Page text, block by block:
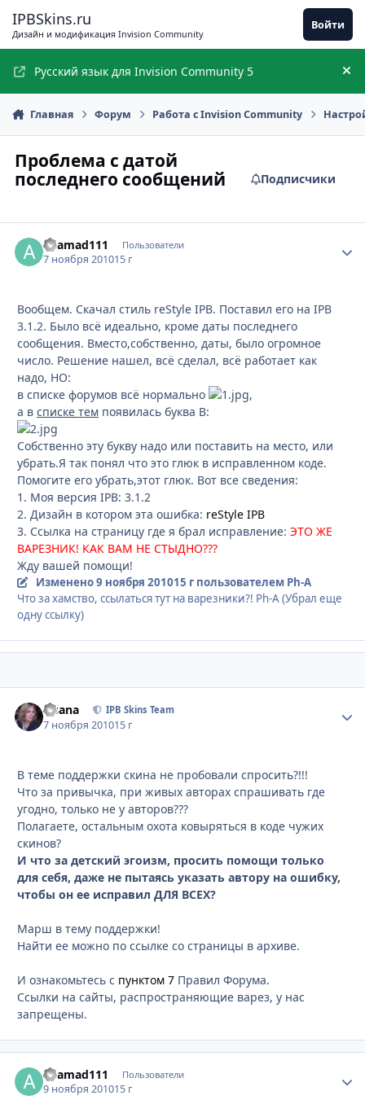
IPBSkins.ru
Дизайн и модификация Invision Community
Войти
Русский язык для Invision Community 5
Главная Форум Работа с Invision Community
Проблема с датой
последнего сообщений
Подписчики
ahamad111 Пользователи
7 ноября 201015 г
Вообщем. Скачал стиль reStyle IPB. Поставил его на IPB
3.1.2. Было всё идеально, кроме даты последнего
сообщения. Вместо,собственно, даты, было огромное
число. Решение нашел, всё сделал, всё работает как
надо, НО:
в списке форумов всё нормально
,
а в списке тем появилась буква В:
Собственно эту букву надо или поставить на место, или
убрать.Я так понял что это глюк в исправленном коде.
Помогите его убрать,этот глюк. Вот все сведения:
1. Моя версия IPB: 3.1.2
2. Дизайн в котором эта ошибка: reStyle IPB
3. Ссылка на страницу где я брал исправление: ЭТО ЖЕ
ВАРЕЗНИК! КАК ВАМ НЕ СТЫДНО???
Жду вашей помощи!
Изменено9 ноября 201015 гпользователем Ph-A
Что за хамство, ссылаться тут на варезники?! Ph-A (Убрал еще
одну ссылку)
Fisana IPB Skins Team
7 ноября 201015 г
В теме поддержки скина не пробовали спросить?!!!
Что за привычка, при живых авторах спрашивать где
угодно, только не у авторов???
Полагаете, остальным охота ковыряться в коде чужих
скинов?
И что за детский эгоизм, просить помощи только
для себя, даже не пытаясь указать автору на ошибку,
чтобы он ее исправил ДЛЯ ВСЕХ?
Марш в тему поддержки!
Найти ее можно по ссылке со страницы в архиве.
И ознакомьтесь с пунктом 7 Правил Форума.
Ссылки на сайты, распространяющие варез, у нас
запрещены.
ahamad111 Пользователи
9 ноября 201015 г